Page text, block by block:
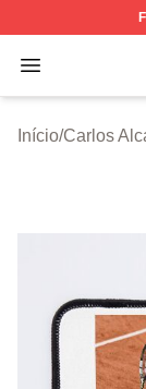
Open menu
Carlos
Início/Carlos